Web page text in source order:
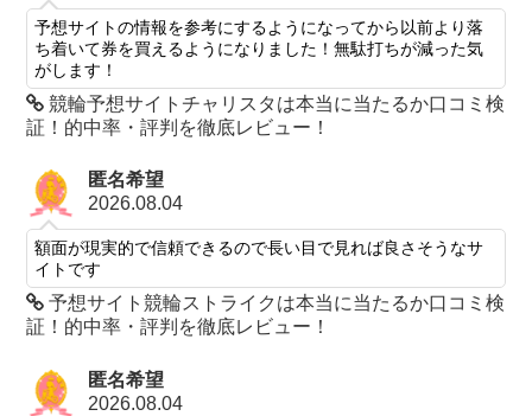
予想サイトの情報を参考にするようになってから以前より落
ち着いて券を買えるようになりました！無駄打ちが減った気
がします！
競輪予想サイトチャリスタは本当に当たるか口コミ検
証！的中率・評判を徹底レビュー！
匿名希望
2026.08.04
額面が現実的で信頼できるので長い目で見れば良さそうなサ
イトです
予想サイト競輪ストライクは本当に当たるか口コミ検
証！的中率・評判を徹底レビュー！
匿名希望
2026.08.04